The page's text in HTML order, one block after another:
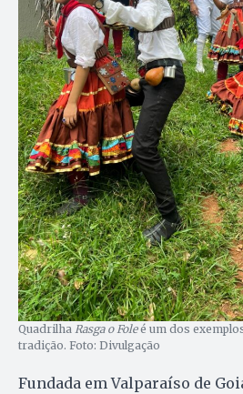
Quadrilha Rasga o Foleé um dos
tradição. Foto: Divulgação
Fundada em Valparaíso de